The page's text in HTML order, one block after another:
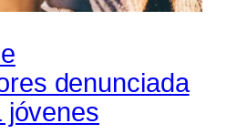
denunciada
jóvenes